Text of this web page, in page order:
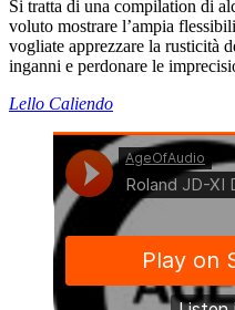
Si tratta di una compilation di
voluto mostrare l’ampia
vogliate apprezzare la rusticità
inganni e perdonare le
Lello Caliendo